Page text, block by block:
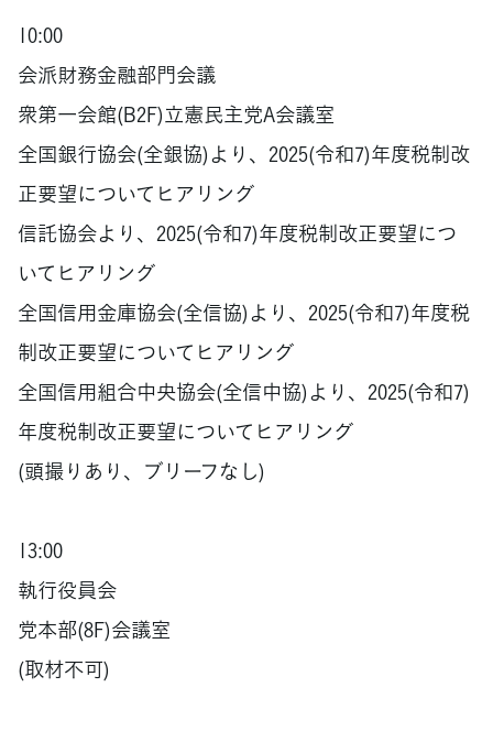
10:00
会派財務金融部門会議
衆第一会館(B2F)立憲民主党A会議室
全国銀行協会(全銀協)より、2025(令和7)年度税制改
正要望についてヒアリング
信託協会より、2025(令和7)年度税制改正要望につ
いてヒアリング
全国信用金庫協会(全信協)より、2025(令和7)年度税
制改正要望についてヒアリング
全国信用組合中央協会(全信中協)より、2025(令和7)
年度税制改正要望についてヒアリング
(頭撮りあり、ブリーフなし)
13:00
執行役員会
党本部(8F)会議室
(取材不可)